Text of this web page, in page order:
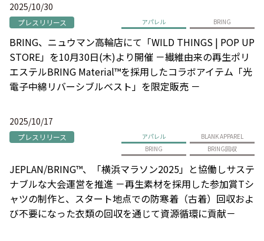
2025/10/30
プレスリリース アパレル BRING
BRING、ニュウマン高輪店にて「WILD THINGS | POP UP
STORE」を10月30日(木)より開催 －繊維由来の再生ポリ
エステルBRING Material™を採用したコラボアイテム「光
電子中綿リバーシブルベスト」を限定販売 －
2025/10/17
プレスリリース アパレル
BLANK APPAREL
BRING
BRING回収
JEPLAN/BRING™、「横浜マラソン2025」と協働しサステ
ナブルな大会運営を推進 －再生素材を採用した参加賞Tシ
ャツの制作と、スタート地点での防寒着（古着）回収およ
び不要になった衣類の回収を通じて資源循環に貢献－